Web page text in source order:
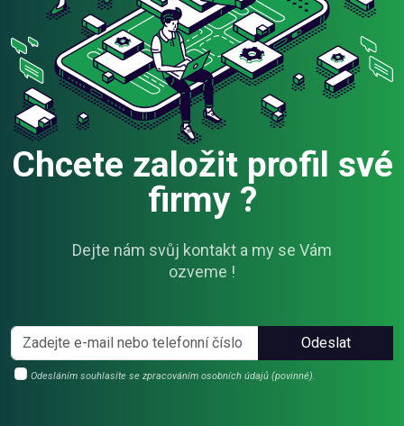
Chcete založit profil své
firmy ?
Dejte nám svůj kontakt a my se Vám
ozveme !
Odeslat
Odesláním souhlasíte se zpracováním osobních údajů (povinné).